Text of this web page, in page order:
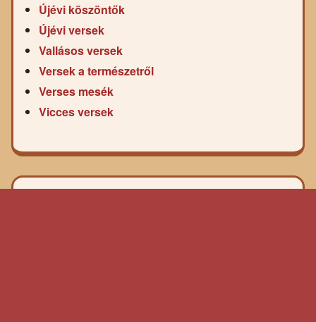
Újévi köszöntők
Újévi versek
Vallásos versek
Versek a természetről
Verses mesék
Vicces versek